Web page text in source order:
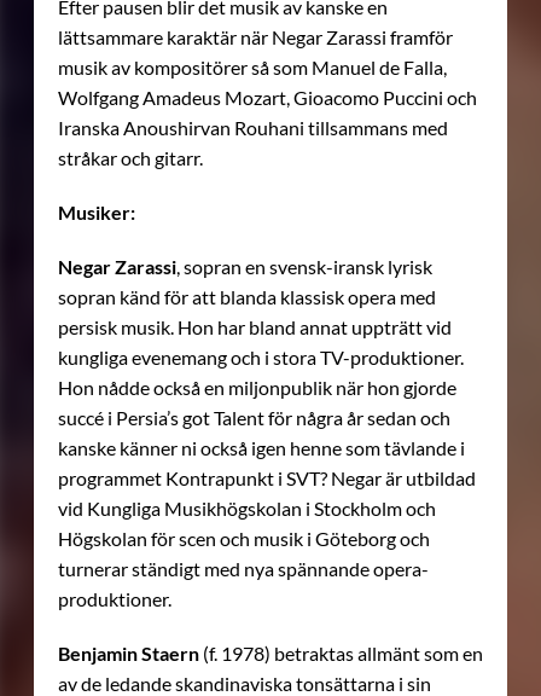
Efter pausen blir det musik av kanske en
lättsammare karaktär när Negar Zarassi framför
musik av kompositörer så som Manuel de Falla,
Wolfgang Amadeus Mozart, Gioacomo Puccini och
Iranska Anoushirvan Rouhani tillsammans med
stråkar och gitarr.
Musiker:
Negar Zarassi, sopran en svensk-iransk lyrisk
sopran känd för att blanda klassisk opera med
persisk musik. Hon har bland annat uppträtt vid
kungliga evenemang och i stora TV-produktioner.
Hon nådde också en miljonpublik när hon gjorde
succé i Persia’s got Talent för några år sedan och
kanske känner ni också igen henne som tävlande i
programmet Kontrapunkt i SVT? Negar är utbildad
vid Kungliga Musikhögskolan i Stockholm och
Högskolan för scen och musik i Göteborg och
turnerar ständigt med nya spännande opera-
produktioner.
Benjamin Staern (f. 1978) betraktas allmänt som en
av de ledande skandinaviska tonsättarna i sin